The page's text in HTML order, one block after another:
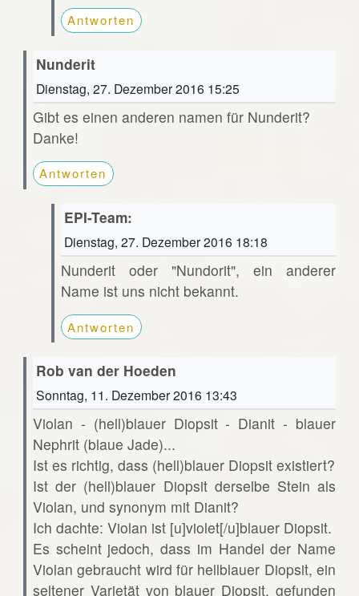
Antworten
Nunderit
Dienstag, 27. Dezember 2016 15:25
Gibt es einen anderen namen für Nunderit?
Danke!
Antworten
EPI-Team:
Dienstag, 27. Dezember 2016 18:18
Nunderit oder "Nundorit", ein anderer
Name ist uns nicht bekannt.
Antworten
Rob van der Hoeden
Sonntag, 11. Dezember 2016 13:43
Violan - (hell)blauer Diopsit - Dianit - blauer
Nephrit (blaue Jade)...
Ist es richtig, dass (hell)blauer Diopsit existiert?
Ist der (hell)blauer Diopsit derselbe Stein als
Violan, und synonym mit Dianit?
Ich dachte: Violan ist [u]violet[/u]blauer Diopsit.
Es scheint jedoch, dass im Handel der Name
Violan gebraucht wird für hellblauer Diopsit, ein
seltener Varietät von blauer Diopsit, gefunden